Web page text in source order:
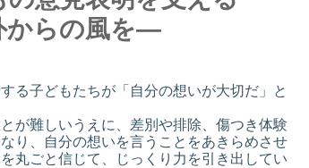
らの風を―
る子どもたちが「自分の想いが大切だ」と
が難しいうえに、差別や排除、傷つき体験
り、自分の想いを言うことをあきらめさせ
丸ごと信じて、じっくり力を引き出してい